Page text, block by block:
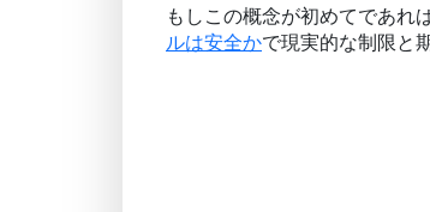
もしこの概念が初めてであれ
ルは安全かで現実的な制限と